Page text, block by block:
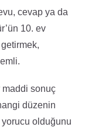
cevap ya da
10. ev
getirmek,
maddi sonuç
düzenin
olduğunu